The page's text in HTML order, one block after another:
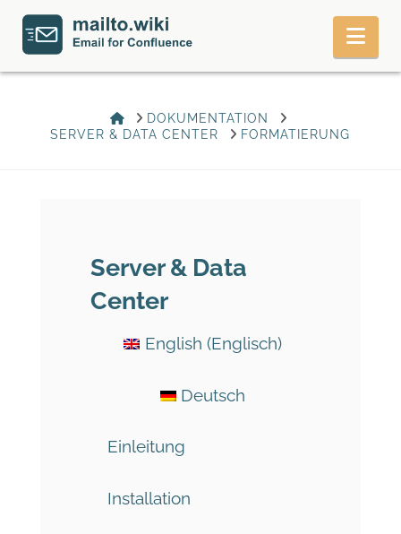
HOMEDOKUMENTATION
SERVER & DATA CENTER
FORMATIERUNG
Server & Data
Center
English (Englisch)
Deutsch
Einleitung
Installation